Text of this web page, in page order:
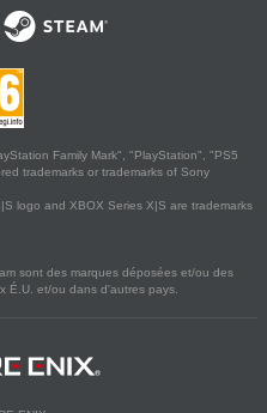
Family Mark", "PlayStation", "PS5
trademarks or trademarks of Sony
logo and XBOX Series X|S are trademarks
sont des marques déposées et/ou des
É.U. et/ou dans d'autres pays.